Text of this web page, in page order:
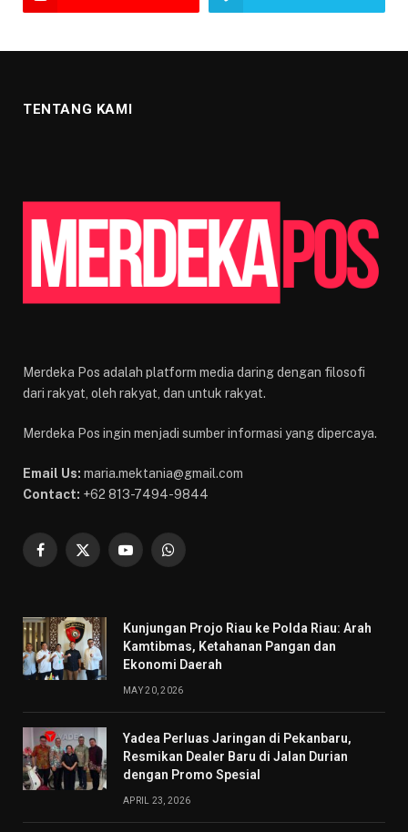
TENTANG KAMI
Merdeka Pos adalah platform media daring dengan filosofi
dari rakyat, oleh rakyat, dan untuk rakyat.
Merdeka Pos ingin menjadi sumber informasi yang dipercaya.
Email Us: maria.mektania@gmail.com
Contact: +62 813-7494-9844
Facebook
X
YouTubeWhatsApp
Kunjungan Projo Riau ke Polda Riau: Arah
Kamtibmas, Ketahanan Pangan dan
Ekonomi Daerah
MAY 20, 2026
Yadea Perluas Jaringan di Pekanbaru,
Resmikan Dealer Baru di Jalan Durian
dengan Promo Spesial
APRIL 23, 2026